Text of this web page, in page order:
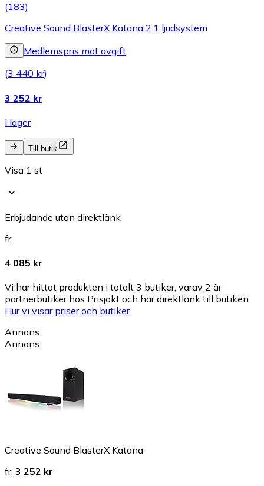
(183)
Creative Sound BlasterX Katana 2.1 ljudsystem
Medlemspris mot avgift
(3 440 kr)
3 252 kr
I lager
Till butik
Visa 1 st
Erbjudande utan direktlänk
fr.
4 085 kr
Vi har hittat produkten i totalt 3 butiker, varav 2 är
partnerbutiker hos Prisjakt och har direktlänk till butiken.
Hur vi visar priser och butiker.
Annons
Annons
Creative Sound BlasterX Katana
fr. 3 252 kr